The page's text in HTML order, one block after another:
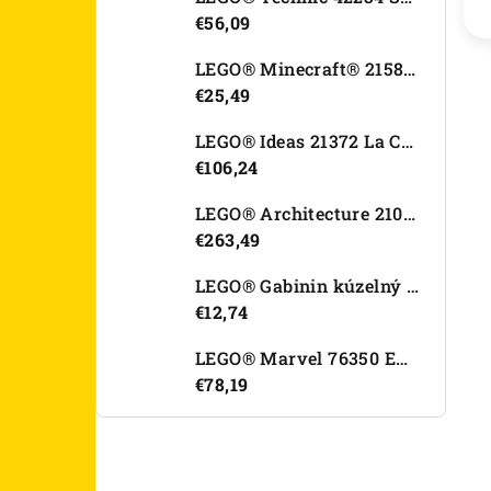
€56,09
LEGO® Minecraft® 21582 Kurací džokej
€25,49
LEGO® Ideas 21372 La Catrina
€106,24
LEGO® Architecture 21067 Tower Bridge
€263,49
LEGO® Gabinin kúzelný domček 11212 Záhradný domček Víly mačičky
€12,74
LEGO® Marvel 76350 Epický súboj: Spider-Man vs. Hulk
€78,19